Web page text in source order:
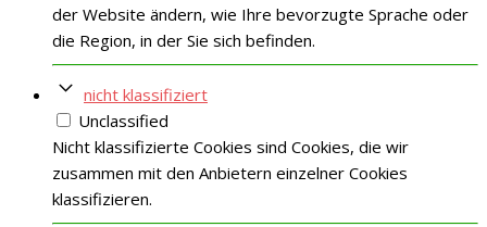
der Website ändern, wie Ihre bevorzugte Sprache oder
die Region, in der Sie sich befinden.
nicht klassifiziert
Unclassified
Nicht klassifizierte Cookies sind Cookies, die wir
zusammen mit den Anbietern einzelner Cookies
klassifizieren.